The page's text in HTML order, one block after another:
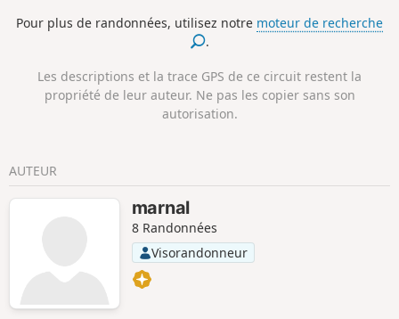
Pour plus de randonnées, utilisez notre moteur de recherche
.
Les descriptions et la trace GPS de ce circuit restent la
propriété de leur auteur. Ne pas les copier sans son
autorisation.
AUTEUR
marnal
8 Randonnées
Visorandonneur